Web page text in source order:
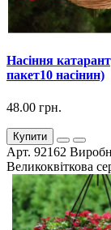
Насіння
пакет10 насінин)
48.00 грн.
Купити
Арт. 92162
Великоквіткова